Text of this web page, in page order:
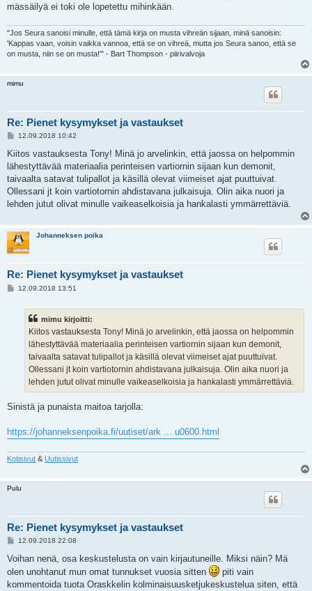
mässäilyä ei toki ole lopetettu mihinkään.
"Jos Seura sanoisi minulle, että tämä kirja on musta vihreän sijaan, minä sanoisin:
'Kappas vaan, voisin vaikka vannoa, että se on vihreä, mutta jos Seura sanoo, että se
on musta, niin se on musta!'" - Bart Thompson - piirivalvoja
mimu
Re: Pienet kysymykset ja vastaukset
V
e
t
i
12.09.2018 10:42
Kiitos vastauksesta Tony! Minä jo arvelinkin, että jaossa on helpommin
lähestyttävää materiaalia perinteisen vartiornin sijaan kun demonit,
taivaalta satavat tulipallot ja käsillä olevat viimeiset ajat puuttuivat.
Ollessani jt koin vartiotornin ahdistavana julkaisuja. Olin aika nuori ja
lehden jutut olivat minulle vaikeaselkoisia ja hankalasti ymmärrettäviä.
Johanneksen poika
Re: Pienet kysymykset ja vastaukset
V12.09.2018 13:51
mimu kirjoitti:
Kiitos vastauksesta Tony! Minä jo arvelinkin, että jaossa on helpommin
lähestyttävää materiaalia perinteisen vartiornin sijaan kun demonit,
taivaalta satavat tulipallot ja käsillä olevat viimeiset ajat puuttuivat.
Ollessani jt koin vartiotornin ahdistavana julkaisuja. Olin aika nuori ja
lehden jutut olivat minulle vaikeaselkoisia ja hankalasti ymmärrettäviä.
Sinistä ja punaista maitoa tarjolla:
https://johanneksenpoika.fi/uutiset/ark ... u0600.html
Kotisivut & Uutissivut
Pulu
Re: Pienet kysymykset ja vastaukset
V
e
t
i
12.09.2018 22:08
Voihan nenä, osa keskustelusta on vain kirjautuneille. Miksi näin? Mä
olen unohtanut mun omat tunnukset vuosia sitten
piti vain
kommentoida tuota Oraskkelin kolminaisuusketjukeskustelua siten, että